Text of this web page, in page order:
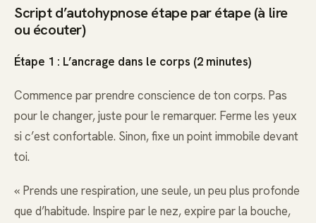
Script d’autohypnose étape par étape (à lire
ou écouter)
Étape 1 : L’ancrage dans le corps (2 minutes)
Commence par prendre conscience de ton corps. Pas
pour le changer, juste pour le remarquer. Ferme les yeux
si c’est confortable. Sinon, fixe un point immobile devant
toi.
« Prends une respiration, une seule, un peu plus profonde
que d’habitude. Inspire par le nez, expire par la bouche,